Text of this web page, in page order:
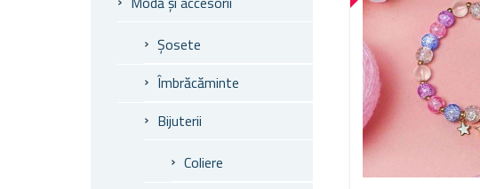
Șosete
Îmbrăcăminte
Bijuterii
Coliere